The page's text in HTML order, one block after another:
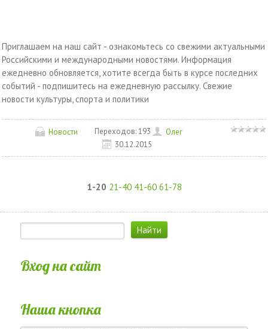
Приглашаем на наш сайт - ознакомьтесь со свежими актуальными
Российскими и международными новостями. Информация
ежедневно обновляется, хотите всегда быть в курсе последних
событий - подпишитесь на ежедневную рассылку. Свежие
новости культуры, спорта и политики
Новости Переходов: 193
Олег
30.12.2015
1-20 21-40 41-60 61-78
Вход на сайт
Наша кнопка